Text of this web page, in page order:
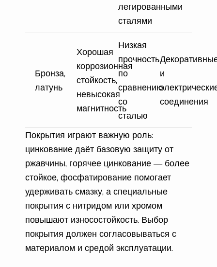
легированными
сталями
Бронза,
латунь
Хорошая
коррозионная
стойкость,
невысокая
магнитность
Низкая
прочность
по
сравнению
со
сталью
и
соединения
Покрытия играют важную роль:
цинкование даёт базовую защиту от
ржавчины, горячее цинкование — более
стойкое, фосфатирование помогает
удерживать смазку, а специальные
покрытия с нитридом или хромом
повышают износостойкость. Выбор
покрытия должен согласовываться с
материалом и средой эксплуатации.